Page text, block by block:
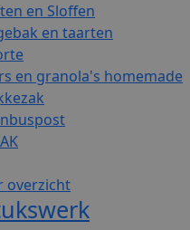
en Sloffen
en taarten
en granola's homemade
overzicht